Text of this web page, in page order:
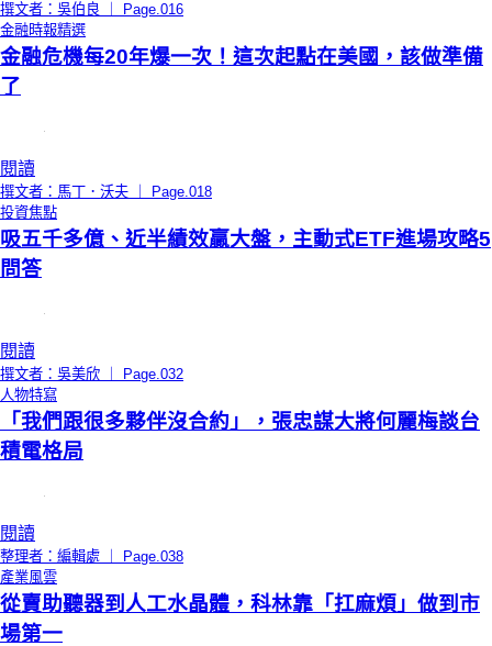
撰文者：吳伯良 ｜ Page.016
金融時報精選
金融危機每20年爆一次！這次起點在美國，該做準備
了
閱讀
撰文者：馬丁．沃夫 ｜ Page.018
投資焦點
吸五千多億、近半績效贏大盤，主動式ETF進場攻略5
問答
閱讀
撰文者：吳美欣 ｜ Page.032
人物特寫
「我們跟很多夥伴沒合約」，張忠謀大將何麗梅談台
積電格局
閱讀
整理者：編輯處 ｜ Page.038
產業風雲
從賣助聽器到人工水晶體，科林靠「扛麻煩」做到市
場第一